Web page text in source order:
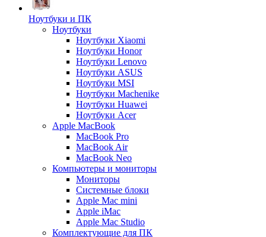
Ноутбуки и ПК
Ноутбуки
Ноутбуки Xiaomi
Ноутбуки Honor
Ноутбуки Lenovo
Ноутбуки ASUS
Ноутбуки MSI
Ноутбуки Machenike
Ноутбуки Huawei
Ноутбуки Acer
Apple MacBook
MacBook Pro
MacBook Air
MacBook Neo
Компьютеры и мониторы
Мониторы
Системные блоки
Apple Mac mini
Apple iMac
Apple Mac Studio
Комплектующие для ПК